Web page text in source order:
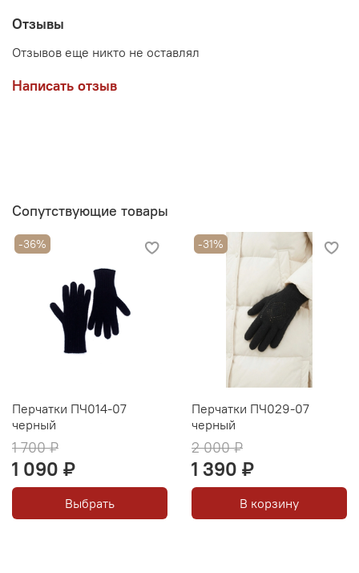
Отзывы
Отзывов еще никто не оставлял
Написать отзыв
Сопутствующие товары
-36%
Перчатки ПЧ014-07
черный
1 700 ₽
1 090 ₽
Выбрать
-31%
Перчатки ПЧ029-07
черный
2 000 ₽
1 390 ₽
В корзину